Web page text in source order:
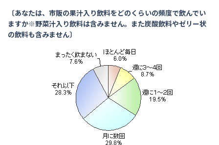
〔あなたは、市販の果汁入り飲料をどのくらいの頻度で飲んでい
ますか※野菜汁入り飲料は含みません。また炭酸飲料やゼリー状
の飲料も含みません〕